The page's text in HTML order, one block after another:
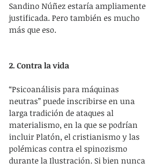
Sandino Núñez estaría ampliamente
justificada. Pero también es mucho
más que eso.
2. Contra la vida
“Psicoanálisis para máquinas
neutras” puede inscribirse en una
larga tradición de ataques al
materialismo, en la que se podrían
incluir Platón, el cristianismo y las
polémicas contra el spinozismo
durante la Ilustración. Si bien nunca